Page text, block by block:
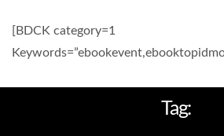
[BDCK category=1
Tag: